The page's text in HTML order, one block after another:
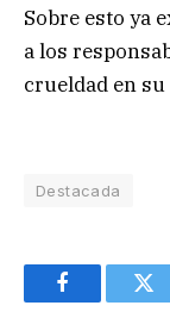
Sobre esto ya
a los
crueldad en
Destacada
Facebook